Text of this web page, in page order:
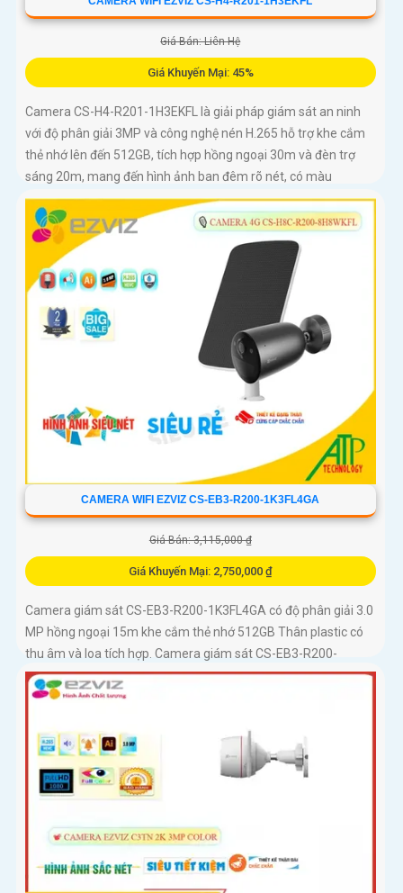
Giá Bán: Liên Hệ
Giá Khuyến Mại: 45%
Camera CS-H4-R201-1H3EKFL là giải pháp giám sát an ninh
với độ phân giải 3MP và công nghệ nén H.265 hỗ trợ khe cắm
thẻ nhớ lên đến 512GB, tích hợp hồng ngoại 30m và đèn trợ
sáng 20m, mang đến hình ảnh ban đêm rõ nét, có màu
CAMERA WIFI EZVIZ CS-EB3-R200-1K3FL4GA
Giá Bán: 3,115,000 ₫
Giá Khuyến Mại: 2,750,000 ₫
Camera giám sát CS-EB3-R200-1K3FL4GA có độ phân giải 3.0
MP hồng ngoại 15m khe cắm thẻ nhớ 512GB Thân plastic có
thu âm và loa tích hợp. Camera giám sát CS-EB3-R200-
1K3FL4GA là...